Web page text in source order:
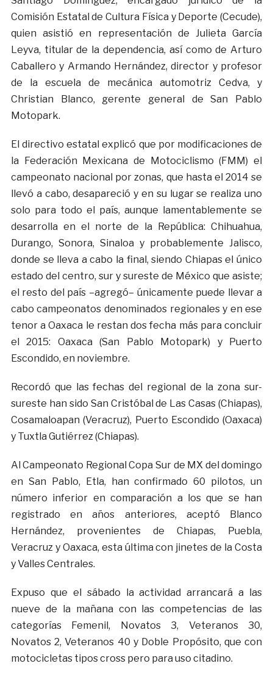
Comisión Estatal de Cultura Física y Deporte (Cecude),
quien asistió en representación de Julieta García
Leyva, titular de la dependencia, así como de Arturo
Caballero y Armando Hernández, director y profesor
de la escuela de mecánica automotriz Cedva, y
Christian Blanco, gerente general de San Pablo
Motopark.
El directivo estatal explicó que por modificaciones de
la Federación Mexicana de Motociclismo (FMM) el
campeonato nacional por zonas, que hasta el 2014 se
llevó a cabo, desapareció y en su lugar se realiza uno
solo para todo el país, aunque lamentablemente se
desarrolla en el norte de la República: Chihuahua,
Durango, Sonora, Sinaloa y probablemente Jalisco,
donde se lleva a cabo la final, siendo Chiapas el único
estado del centro, sur y sureste de México que asiste;
el resto del país –agregó– únicamente puede llevar a
cabo campeonatos denominados regionales y en ese
tenor a Oaxaca le restan dos fecha más para concluir
el 2015: Oaxaca (San Pablo Motopark) y Puerto
Escondido, en noviembre.
Recordó que las fechas del regional de la zona sur-
sureste han sido San Cristóbal de Las Casas (Chiapas),
Cosamaloapan (Veracruz), Puerto Escondido (Oaxaca)
y Tuxtla Gutiérrez (Chiapas).
Al Campeonato Regional Copa Sur de MX del domingo
en San Pablo, Etla, han confirmado 60 pilotos, un
número inferior en comparación a los que se han
registrado en años anteriores, aceptó Blanco
Hernández, provenientes de Chiapas, Puebla,
Veracruz y Oaxaca, esta última con jinetes de la Costa
y Valles Centrales.
Expuso que el sábado la actividad arrancará a las
nueve de la mañana con las competencias de las
categorías Femenil, Novatos 3, Veteranos 30,
Novatos 2, Veteranos 40 y Doble Propósito, que con
motocicletas tipos cross pero para uso citadino.